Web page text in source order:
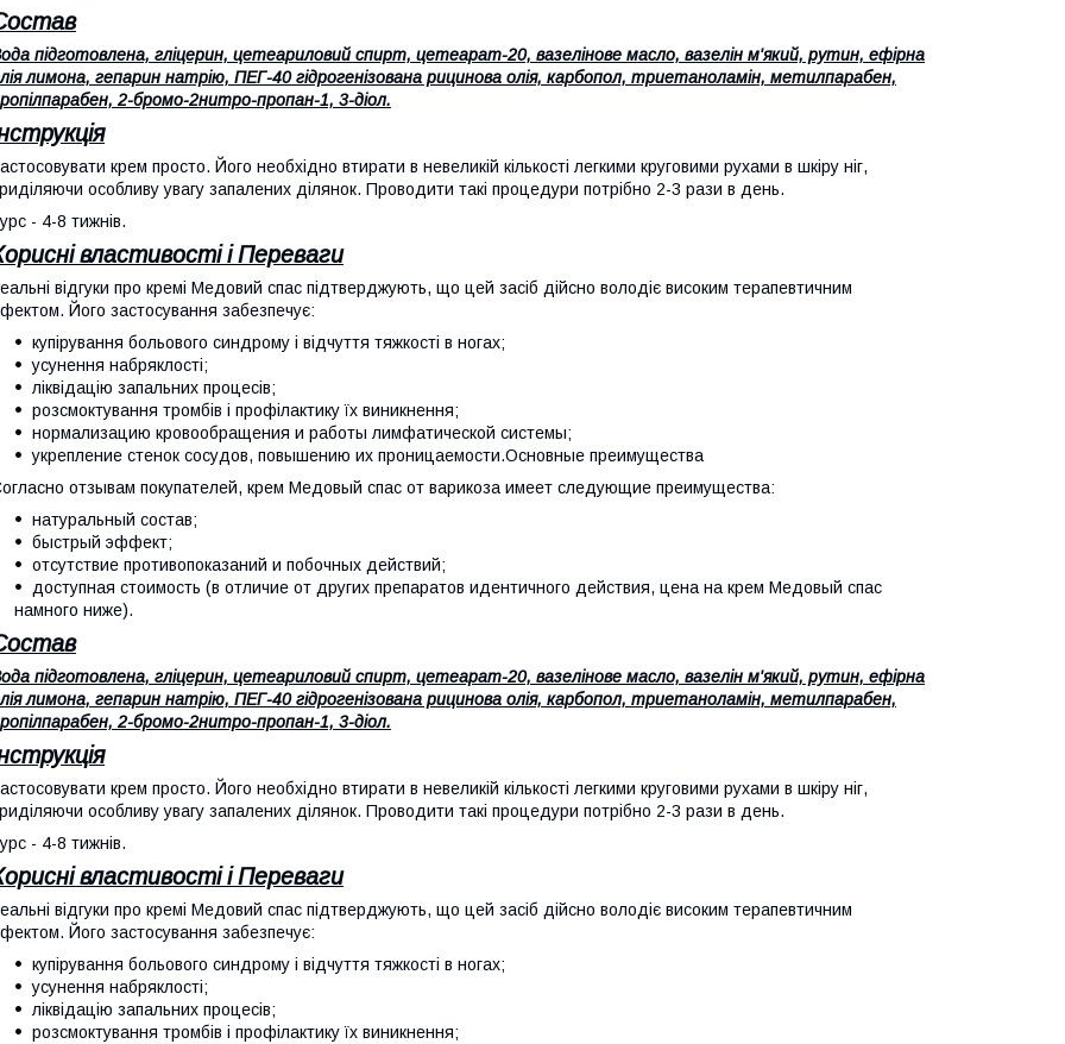
підготовлена, гліцерин, цетеариловий спирт, цетеарат-20, вазелінове масло, вазелін м'який, рутин, ефірна
лимона, гепарин натрію, ПЕГ-40 гідрогенізована рицинова олія, карбопол, триетаноламін, метилпарабен,
2-бромо-2нитро-пропан-1, 3-діол.
крем просто. Його необхідно втирати в невеликій кількості легкими круговими рухами в шкіру ніг,
особливу увагу запалених ділянок. Проводити такі процедури потрібно 2-3 рази в день.
- 4-8 тижнів.
властивості і Переваги
відгуки про кремі Медовий спас підтверджують, що цей засіб дійсно володіє високим терапевтичним
Його застосування забезпечує:
купірування больового синдрому і відчуття тяжкості в ногах;
усунення набряклості;
ліквідацію запальних процесів;
розсмоктування тромбів і профілактику їх виникнення;
нормализацию кровообращения и работы лимфатической системы;
укрепление стенок сосудов, повышению их проницаемости.Основные преимущества
отзывам покупателей, крем Медовый спас от варикоза имеет следующие преимущества:
натуральный состав;
быстрый эффект;
отсутствие противопоказаний и побочных действий;
доступная стоимость (в отличие от других препаратов идентичного действия, цена на крем Медовый спас
намного ниже).
підготовлена, гліцерин, цетеариловий спирт, цетеарат-20, вазелінове масло, вазелін м'який, рутин, ефірна
лимона, гепарин натрію, ПЕГ-40 гідрогенізована рицинова олія, карбопол, триетаноламін, метилпарабен,
2-бромо-2нитро-пропан-1, 3-діол.
крем просто. Його необхідно втирати в невеликій кількості легкими круговими рухами в шкіру ніг,
особливу увагу запалених ділянок. Проводити такі процедури потрібно 2-3 рази в день.
- 4-8 тижнів.
властивості і Переваги
відгуки про кремі Медовий спас підтверджують, що цей засіб дійсно володіє високим терапевтичним
Його застосування забезпечує:
купірування больового синдрому і відчуття тяжкості в ногах;
усунення набряклості;
ліквідацію запальних процесів;
розсмоктування тромбів і профілактику їх виникнення;